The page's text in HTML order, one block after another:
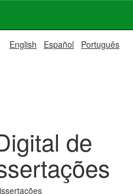
English Español Português
de